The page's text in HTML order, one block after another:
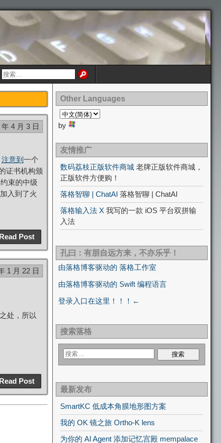
4 月 3 日
注意到 一个
证书机构颁
束的中级
入到了火
Post
1 月 22 日
处，所以
Post
Other Languages
by
友情推广
数码荔枝正版软件商城 老牌正版软件商城，
正版软件方便购！
落格智聊 | ChatAI 落格智聊 | ChatAI
落格输入法 X 我写的一款 iOS 平台双拼输
入法
孔曰：有朋自远方来，不亦乐乎！
由落格博客驱动的 落格工作室
由落格博客驱动的 Swift 编程语言
登录入口在这里！！！←
搜索落格
最新发布
SmartKC 低成本角膜地形图方案
我的 OK 镜之旅 Ortho-K lens
为你的 AI Agent 添加记忆宫殿 mempalace